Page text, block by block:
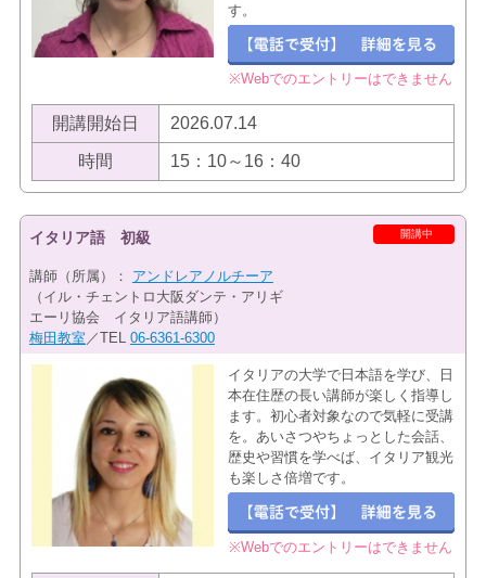
す。
※Webでのエントリーはできません
開講開始日 2026.07.14
時間 15：10～16：40
開講中
イタリア語 初級
講師（所属）： アンドレアノルチーア
（イル・チェントロ大阪ダンテ・アリギ
エーリ協会 イタリア語講師）
梅田教室 ／TEL 06-6361-6300
イタリアの大学で日本語を学び、日
本在住歴の長い講師が楽しく指導し
ます。初心者対象なので気軽に受講
を。あいさつやちょっとした会話、
歴史や習慣を学べば、イタリア観光
も楽しさ倍増です。
※Webでのエントリーはできません